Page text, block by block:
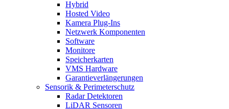
Hybrid
Hosted Video
Kamera Plug-Ins
Netzwerk Komponenten
Software
Monitore
Speicherkarten
VMS Hardware
Garantieverlängerungen
Sensorik & Perimeterschutz
Radar Detektoren
LiDAR Sensoren